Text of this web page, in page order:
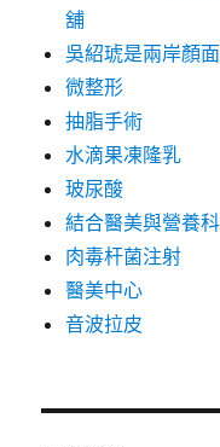
舖
吳紹琥是兩岸顏
微整形
抽脂手術
水滴果凍隆乳
玻尿酸
結合醫美與營養
肉毒杆菌注射
醫美中心
音波拉皮